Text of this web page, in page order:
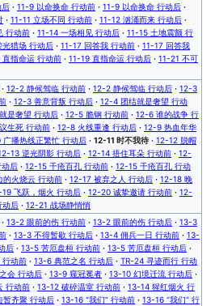
后 · 11-9 以命换命 行动前 · 11-9 以命换命 行动后 ·
· 11-11 立场不同 行动前 · 11-12 汹涌而来 行动后 ·
行动前 · 11-14 一场相见 行动后 · 11-15 土地震颤 行
光猎场 行动后 · 11-17 回答我 行动前 · 11-17 回答我
直指命运 行动前 · 11-19 直指命运 行动后 · 11-21 不可
· 12-2 静候驾临 行动前 · 12-2 静候驾临 行动后 · 12-3
· 12-3 善意背叛 行动后 · 12-4 团结就是奢望 行动
是奢望 行动后 · 12-5 脆钢 行动前 · 12-6 谁的战争 行
生死 行动前 · 12-8 火线重逢 行动后 · 12-9 热血年华
广播热线正繁忙 行动后 · 12-11 时不我待 · 12-12 脱帽
13 逆光阴影 行动后 · 12-14 捂住耳朵 行动前 · 12-
动后 · 12-15 千疮百孔 行动前 · 12-15 千疮百孔 行动
的火烧云 行动前 · 12-17 被弃之人 行动后 · 12-18 晚
飞跃，烟火 行动后 · 12-20 诚挚邀请 行动前 · 12-
动后 · 12-21 战场静悄悄
· 13-2 眼前的伤 行动前 · 13-2 眼前的伤 行动后 · 13-3
· 13-3 不得暂歇 行动后 · 13-4 佣兵一日 行动前 · 13-
后 · 13-5 苦厄盘桓 行动前 · 13-5 苦厄盘桓 行动后 ·
行动前 · 13-6 典范之名 行动后 · TR-24 寻迹而行 行动
会 行动后 · 13-9 窥冠冕者 · 13-10 幻境迁流 行动后 ·
行动前 · 13-12 破碎温室 行动前 · 13-14 猩红烟火 行
暂齐聚 行动后 · 13-16 “我们” 行动前 · 13-16 “我们” 行